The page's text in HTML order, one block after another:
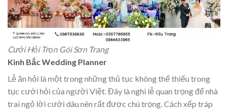
Cưới Hỏi Trọn Gói Sơn Trang
Kinh Bắc Wedding Planner
Lễ ăn hỏi là một trong những thủ tục không thể thiếu trong
tục cưới hỏi của người Việt. Đây là nghi lễ quan trọng để nhà
trai ngỏ lời cưới dâu nên rất được chú trọng. Cách xếp tráp